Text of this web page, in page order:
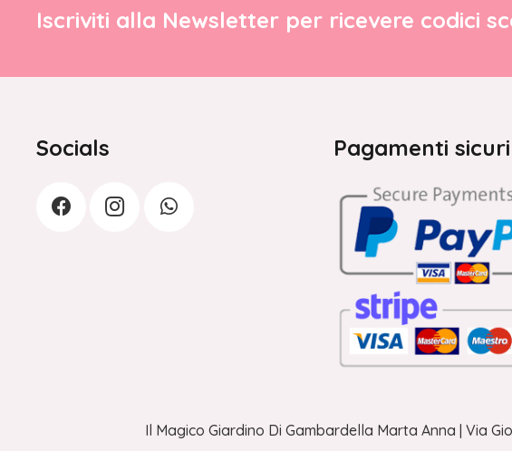
Iscriviti alla Newsletter per ricevere codici
Socials Pagamenti
Il Magico Giardino Di Gambardella Marta Anna | Via